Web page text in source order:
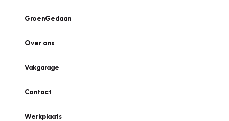
GroenGedaan
Over ons
Vakgarage
Contact
Werkplaats